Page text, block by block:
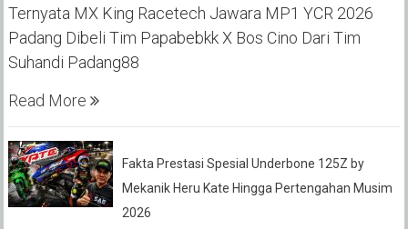
Ternyata MX King Racetech Jawara MP1 YCR 2026
Padang Dibeli Tim Papabebkk X Bos Cino Dari Tim
Suhandi Padang88
Read More
Fakta Prestasi Spesial Underbone 125Z by
Mekanik Heru Kate Hingga Pertengahan Musim
2026